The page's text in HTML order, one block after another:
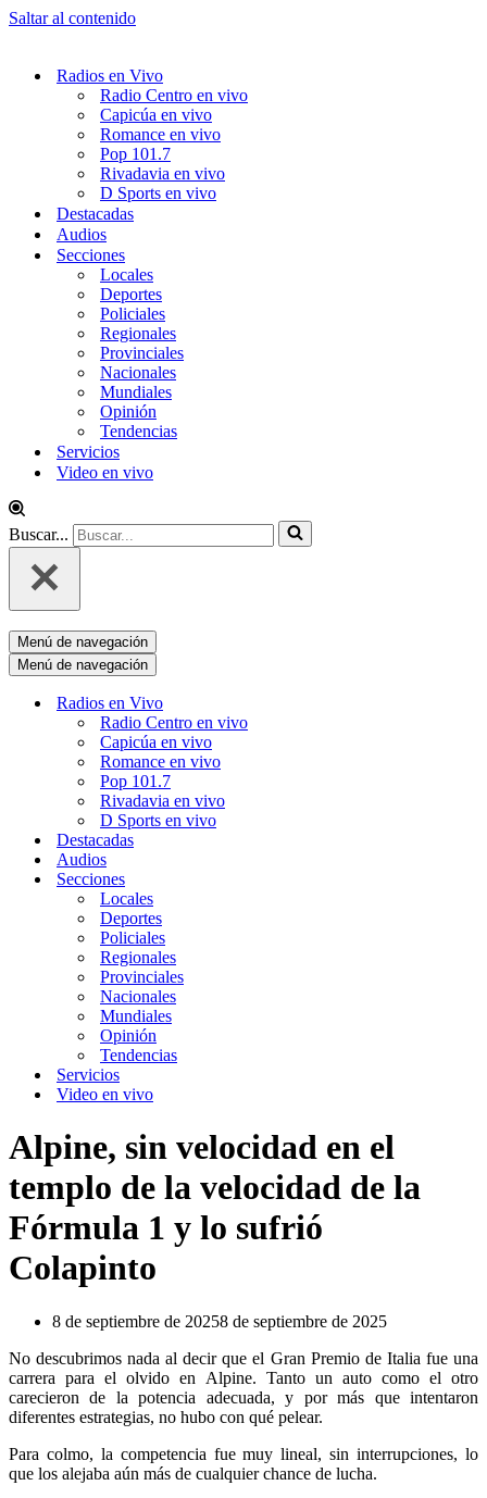
Saltar al contenido
Radios en Vivo
Radio Centro en vivo
Capicúa en vivo
Romance en vivo
Pop 101.7
Rivadavia en vivo
D Sports en vivo
Destacadas
Audios
Secciones
Locales
Deportes
Policiales
Regionales
Provinciales
Nacionales
Mundiales
Opinión
Tendencias
Servicios
Video en vivo
Buscar...
Menú de navegación
Menú de navegación
Radios en Vivo
Radio Centro en vivo
Capicúa en vivo
Romance en vivo
Pop 101.7
Rivadavia en vivo
D Sports en vivo
Destacadas
Audios
Secciones
Locales
Deportes
Policiales
Regionales
Provinciales
Nacionales
Mundiales
Opinión
Tendencias
Servicios
Video en vivo
Alpine, sin velocidad en el
templo de la velocidad de la
Fórmula 1 y lo sufrió
Colapinto
8 de septiembre de 20258 de septiembre de 2025
No descubrimos nada al decir que el Gran Premio de Italia fue una
carrera para el olvido en Alpine. Tanto un auto como el otro
carecieron de la potencia adecuada, y por más que intentaron
diferentes estrategias, no hubo con qué pelear.
Para colmo, la competencia fue muy lineal, sin interrupciones, lo
que los alejaba aún más de cualquier chance de lucha.